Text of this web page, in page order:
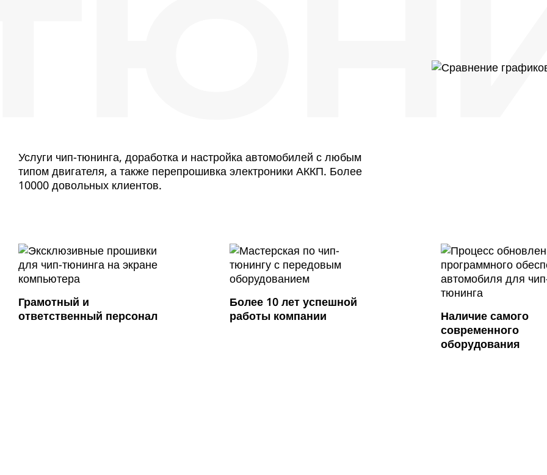
Услуги чип-тюнинга, доработка и настройка автомобилей с любым
типом двигателя, а также перепрошивка электроники АККП. Более
10000 довольных клиентов.
Грамотный и
ответственный персонал
Более 10 лет успешной
работы компании
Наличие самого
современного
оборудования